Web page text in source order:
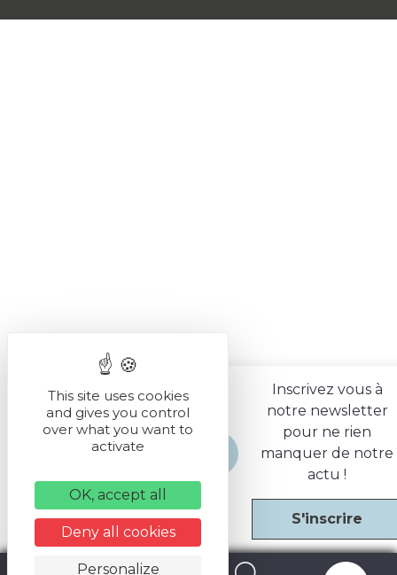
Inscrivez vous à
notre newsletter
pour ne rien
manquer de notre
actu !
S'inscrire
This site uses cookies
and gives you control
over what you want to
activate
OK, accept all
Deny all cookies
Personalize